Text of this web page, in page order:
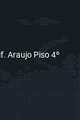
Araujo Piso 4º